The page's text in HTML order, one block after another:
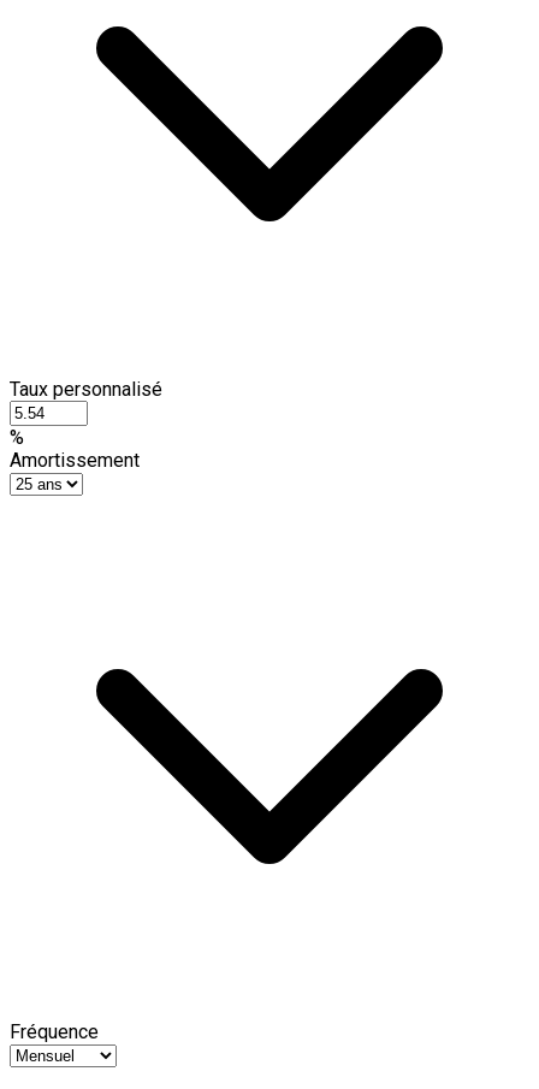
Taux personnalisé
%
Amortissement
Fréquence